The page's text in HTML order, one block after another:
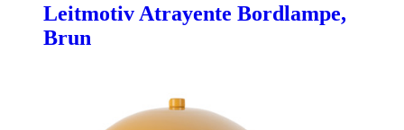
Leitmotiv Atrayente Bordlampe,
Brun